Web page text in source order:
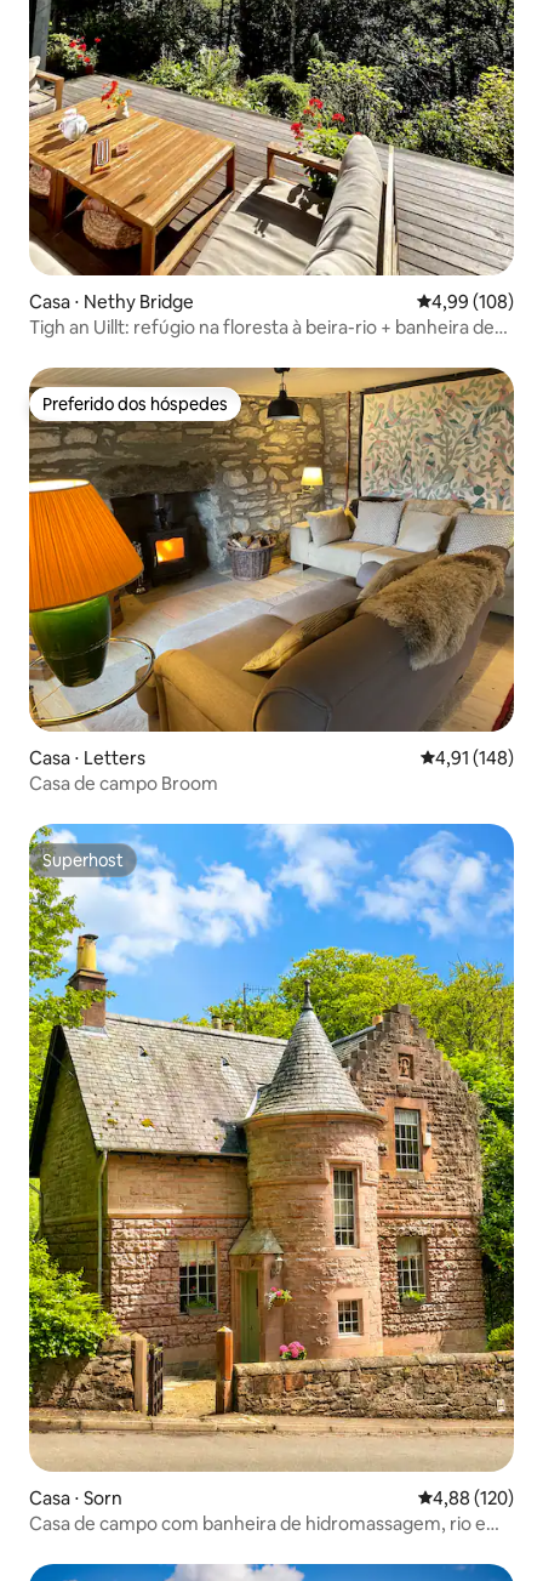
Casa ⋅ Nethy Bridge 4,99 de uma
4,99 (108)
Tigh an Uillt: refúgio na floresta à beira-rio + banheira de
Preferido dos hóspedes
Preferido dos hóspedes
Casa ⋅ Letters 4,91 de uma
4,91 (148)
Casa de campo Broom
Superhost
Superhost
Casa ⋅ Sorn 4,88 de uma
4,88 (120)
Casa de campo com banheira de hidromassagem, rio e